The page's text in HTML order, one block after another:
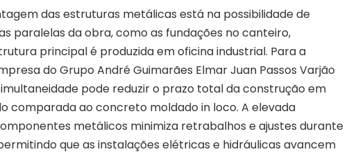
das estruturas metálicas está na possibilidade de
paralelas da obra, como as fundações no canteiro,
principal é produzida em oficina industrial. Para a
do Grupo André Guimarães Elmar Juan Passos Varjão
pode reduzir o prazo total da construção em
comparada ao concreto moldado in loco. A elevada
metálicos minimiza retrabalhos e ajustes durante
que as instalações elétricas e hidráulicas avancem